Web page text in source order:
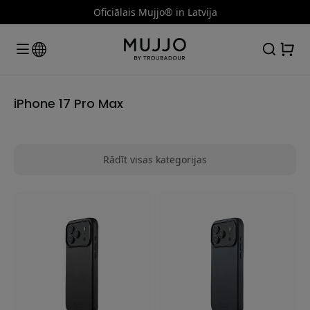
Oficiālais Mujjo® in Latvija
iPhone 17 Pro Max
Rādīt visas kategorijas